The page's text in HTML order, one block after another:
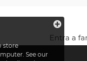
Entra a
store
See our